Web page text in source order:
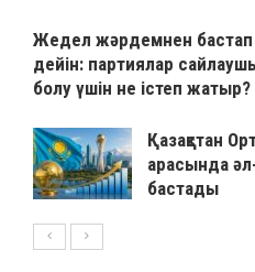
Жедел жәрдемнен бастап
дейін: партиялар
болу үшін не істеп жатыр?
Қазақстан
арасында
бастады